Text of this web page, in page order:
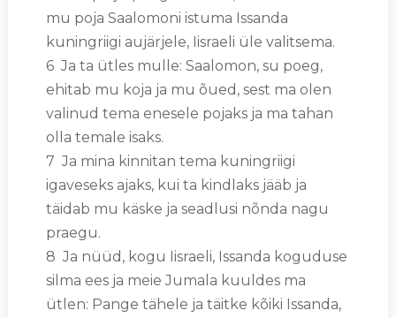
mu poja Saalomoni istuma Issanda
kuningriigi aujärjele, Iisraeli üle valitsema.
6 Ja ta ütles mulle: Saalomon, su poeg,
ehitab mu koja ja mu õued, sest ma olen
valinud tema enesele pojaks ja ma tahan
olla temale isaks.
7 Ja mina kinnitan tema kuningriigi
igaveseks ajaks, kui ta kindlaks jääb ja
täidab mu käske ja seadlusi nõnda nagu
praegu.
8 Ja nüüd, kogu Iisraeli, Issanda koguduse
silma ees ja meie Jumala kuuldes ma
ütlen: Pange tähele ja täitke kõiki Issanda,